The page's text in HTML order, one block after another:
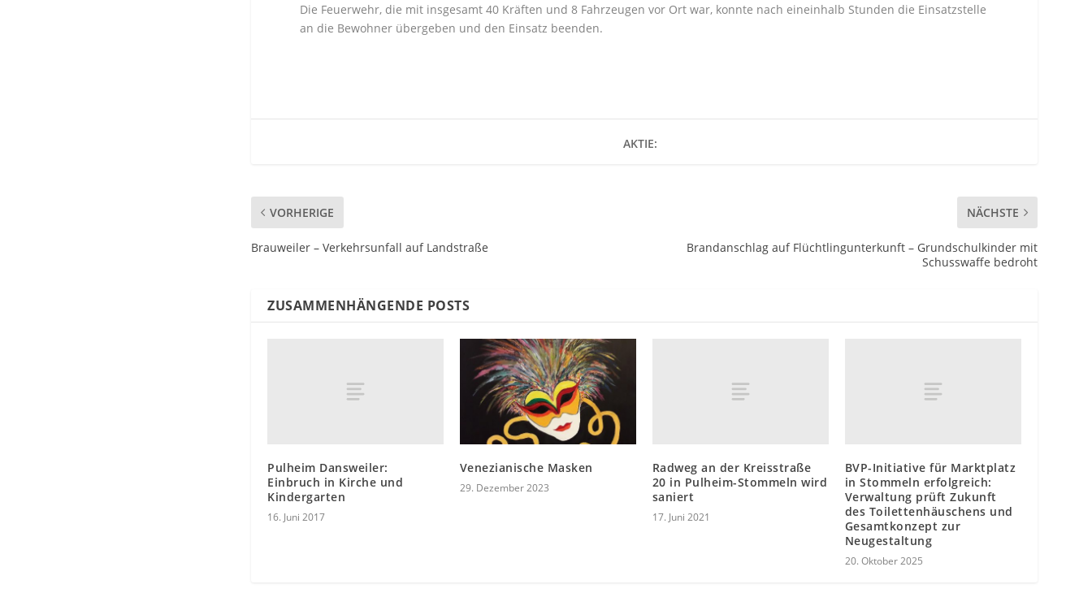
Die Feuerwehr, die mit insgesamt 40 Kräften und 8 Fahrzeugen vor Ort war, konnte nach eineinhalb Stunden die Einsatzstelle
an die Bewohner übergeben und den Einsatz beenden.
AKTIE:
VORHERIGE
Brauweiler – Verkehrsunfall auf Landstraße
NÄCHSTE
Brandanschlag auf Flüchtlingunterkunft – Grundschulkinder mit
Schusswaffe bedroht
ZUSAMMENHÄNGENDE POSTS
Pulheim Dansweiler:
Einbruch in Kirche und
Kindergarten
16. Juni 2017
Venezianische Masken
29. Dezember 2023
Radweg an der Kreisstraße
20 in Pulheim-Stommeln wird
saniert
17. Juni 2021
BVP-Initiative für Marktplatz
in Stommeln erfolgreich:
Verwaltung prüft Zukunft
des Toilettenhäuschens und
Gesamtkonzept zur
Neugestaltung
20. Oktober 2025